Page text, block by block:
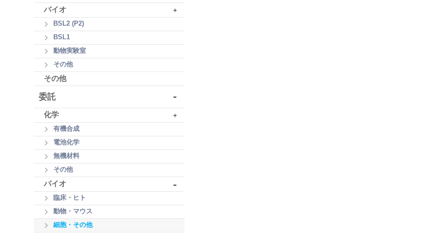
バイオ +
BSL2 (P2)
BSL1
動物実験室
その他
その他
委託 -
化学 +
有機合成
電池化学
無機材料
その他
バイオ -
臨床・ヒト
動物・マウス
細胞・その他